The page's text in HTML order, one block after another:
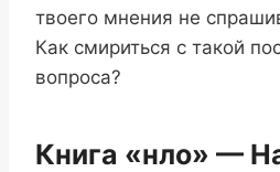
твоего мнения не
Как смириться с такой
вопроса?
Книга «нло» —